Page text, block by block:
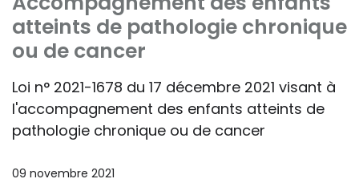
atteints de pathologie chronique
ou de cancer
Loi n° 2021-1678 du 17 décembre 2021 visant à
l'accompagnement des enfants atteints de
pathologie chronique ou de cancer
09 novembre 2021